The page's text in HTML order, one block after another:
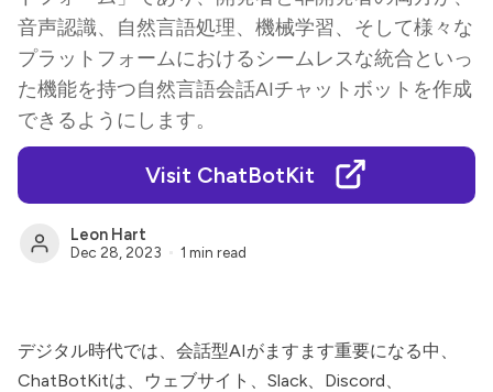
音声認識、自然言語処理、機械学習、そして様々な
プラットフォームにおけるシームレスな統合といっ
た機能を持つ自然言語会話AIチャットボットを作成
できるようにします。
Visit ChatBotKit
Leon Hart
Dec 28, 2023 1 min read
デジタル時代では、会話型AIがますます重要になる中、
ChatBotKitは、ウェブサイト、Slack、Discord、